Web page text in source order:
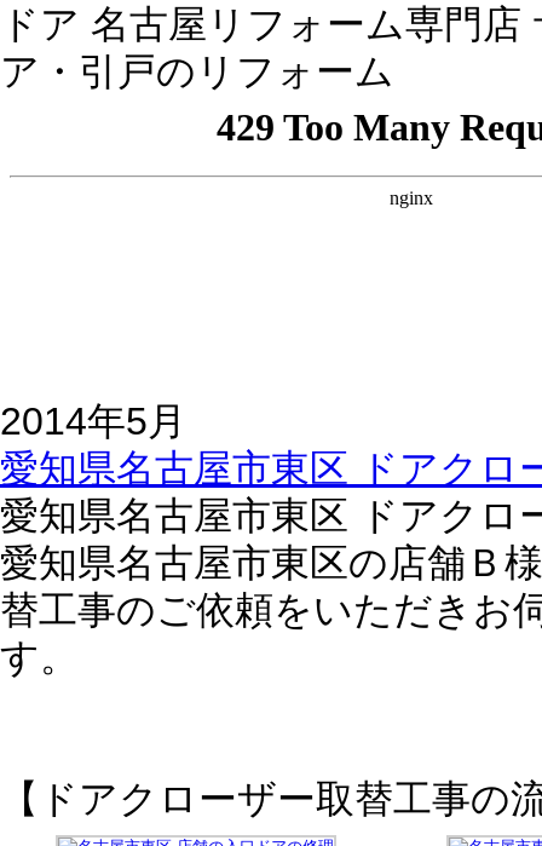
ドア 名古屋リフォーム専門
ア・引戸のリフォーム
2014年5月
愛知県名古屋市東区 ドアクロ
愛知県名古屋市東区 ドアクロ
愛知県名古屋市東区の店舗Ｂ
替工事のご依頼をいただきお
す。
【ドアクローザー取替工事の